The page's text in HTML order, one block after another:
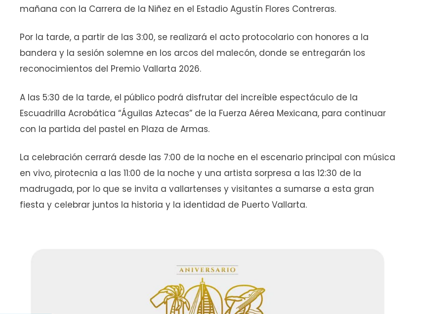
mañana con la Carrera de la Niñez en el Estadio Agustín Flores Contreras.
Por la tarde, a partir de las 3:00, se realizará el acto protocolario con honores a la
bandera y la sesión solemne en los arcos del malecón, donde se entregarán los
reconocimientos del Premio Vallarta 2026.
A las 5:30 de la tarde, el público podrá disfrutar del increíble espectáculo de la
Escuadrilla Acrobática “Águilas Aztecas” de la Fuerza Aérea Mexicana, para continuar
con la partida del pastel en Plaza de Armas.
La celebración cerrará desde las 7:00 de la noche en el escenario principal con música
en vivo, pirotecnia a las 11:00 de la noche y una artista sorpresa a las 12:30 de la
madrugada, por lo que se invita a vallartenses y visitantes a sumarse a esta gran
fiesta y celebrar juntos la historia y la identidad de Puerto Vallarta.